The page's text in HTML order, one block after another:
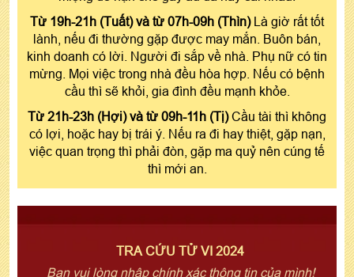
Từ 19h-21h (Tuất) và từ 07h-09h (Thìn) Là giờ rất tốt
lành, nếu đi thường gặp được may mắn. Buôn bán,
kinh doanh có lời. Người đi sắp về nhà. Phụ nữ có tin
mừng. Mọi việc trong nhà đều hòa hợp. Nếu có bệnh
cầu thì sẽ khỏi, gia đình đều mạnh khỏe.
Từ 21h-23h (Hợi) và từ 09h-11h (Tị) Cầu tài thì không
có lợi, hoặc hay bị trái ý. Nếu ra đi hay thiệt, gặp nạn,
việc quan trọng thì phải đòn, gặp ma quỷ nên cúng tế
thì mới an.
TRA CỨU TỬ VI 2024
Bạn vui lòng nhập chính xác thông tin của mình!